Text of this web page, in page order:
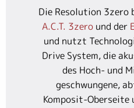
Die Resolution 3zero
A.C.T. 3zeround der
und nutzt
Drive System, die
des Hoch- und
geschwungene,
Komposit-Oberseite